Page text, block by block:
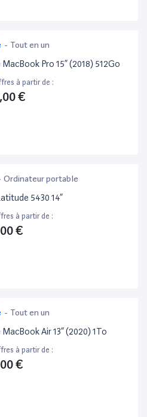
- Tout en un
MacBook Pro 15” (2018) 512Go
à partir de :
€
Ordinateur portable
5430 14”
à partir de :
€
- Tout en un
MacBook Air 13” (2020) 1To
à partir de :
€